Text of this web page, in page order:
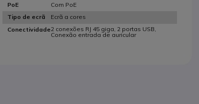
PoE
Com PoE
Tipo de ecrã
Ecrã a cores
Conectividade2 conexões RJ 45 giga, 2 portas USB,
Conexão entrada de auricular